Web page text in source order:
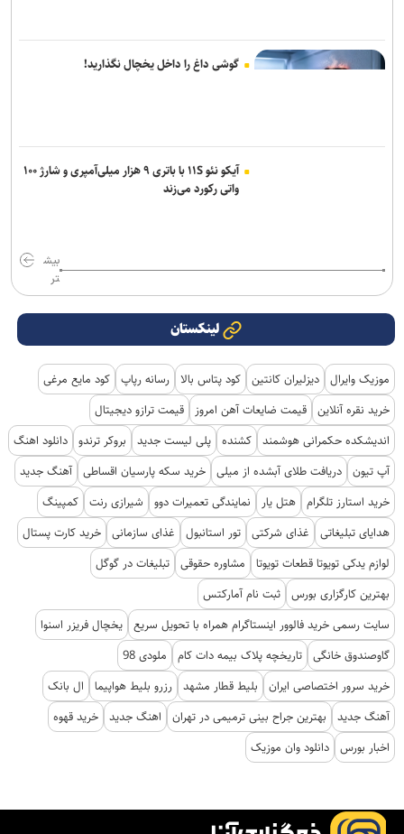
گوشی داغ را داخل یخچال نگذارید!
آیکو نئو ۱۱S با باتری ۹ هزار میلی‌آمپری و شارژ ۱۰۰
واتی رکورد می‌زند
بیش
تر
لینکستان
موزیک وایرال دیزلیران کانتین کود پتاس بالا رسانه رپاپ کود مایع مرغی
خرید نقره آنلاین قیمت ضایعات آهن امروز
قیمت ترازو دیجیتال
اندیشکده حکمرانی هوشمند کشنده پلی لیست جدید بروکر ترندو دانلود اهنگ
آپ تیون دریافت طلای آبشده از میلی خرید سکه پارسیان اقساطی آهنگ جدید
خرید استارز تلگرام هتل یار نمایندگی تعمیرات دوو شیرازی رنت کمپینگ
هدایای تبلیغاتی
غذای شرکتی تور استانبول غذای سازمانی خرید کارت پستال
لوازم یدکی تویوتا قطعات تویوتا
مشاوره حقوقی تبلیغات در گوگل
بهترین کارگزاری بورس ثبت نام آمارکتس
سایت رسمی خرید فالوور اینستاگرام همراه با تحویل سریع یخچال فریزر اسنوا
گاوصندوق خانگی تاریخچه پلاک بیمه دات کام
ملودی 98
خرید سرور اختصاصی ایران
بلیط قطار مشهد رزرو بلیط هواپیما
ال بانک
آهنگ جدید
بهترین جراح بینی ترمیمی در تهران اهنگ جدید خرید قهوه
اخبار بورس دانلود وان موزیک